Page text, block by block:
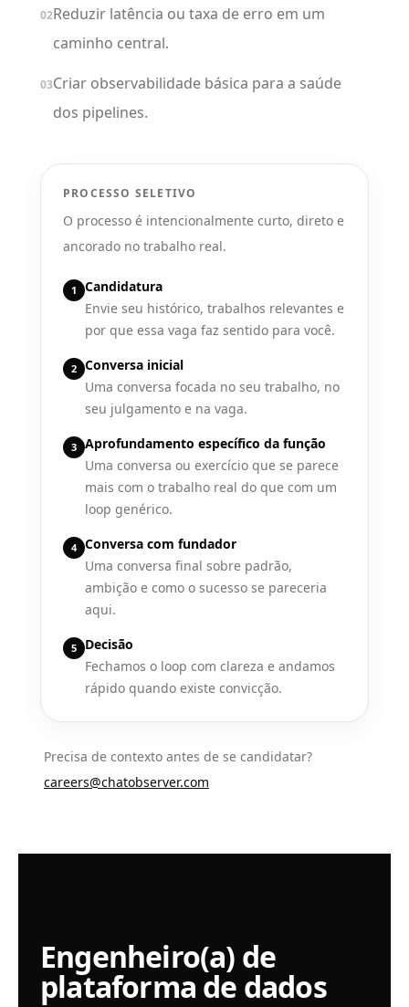
02Reduzir latência ou taxa de erro em um
caminho central.
03Criar observabilidade básica para a saúde
dos pipelines.
PROCESSO SELETIVO
O processo é intencionalmente curto, direto e
ancorado no trabalho real.
1
Candidatura
Envie seu histórico, trabalhos relevantes e
por que essa vaga faz sentido para você.
2 Conversa inicial
Uma conversa focada no seu trabalho, no
seu julgamento e na vaga.
3 Aprofundamento específico da função
Uma conversa ou exercício que se parece
mais com o trabalho real do que com um
loop genérico.
4 Conversa com fundador
Uma conversa final sobre padrão,
ambição e como o sucesso se pareceria
aqui.
5
Decisão
Fechamos o loop com clareza e andamos
rápido quando existe convicção.
Precisa de contexto antes de se candidatar?
careers@chatobserver.com
Engenheiro(a) de
plataforma de dados